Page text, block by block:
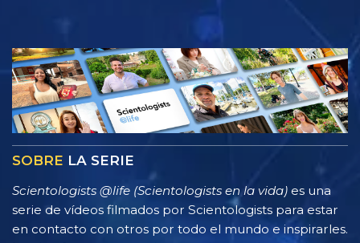
SOBRE LA SERIE
Scientologists @life (Scientologists en la vida) es una
serie de vídeos filmados por Scientologists para estar
en contacto con otros por todo el mundo e inspirarles.